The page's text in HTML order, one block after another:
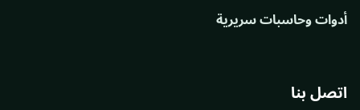
أدوات وحاسبات سريرية
اتصل بنا